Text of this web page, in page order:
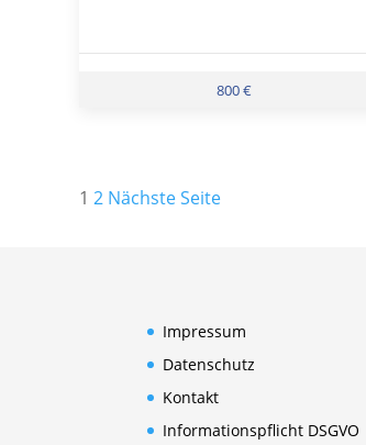
800 €
Seitennummerierung
1 2 Nächste Seite
Impressum
Datenschutz
Kontakt
Informationspflicht DSGVO